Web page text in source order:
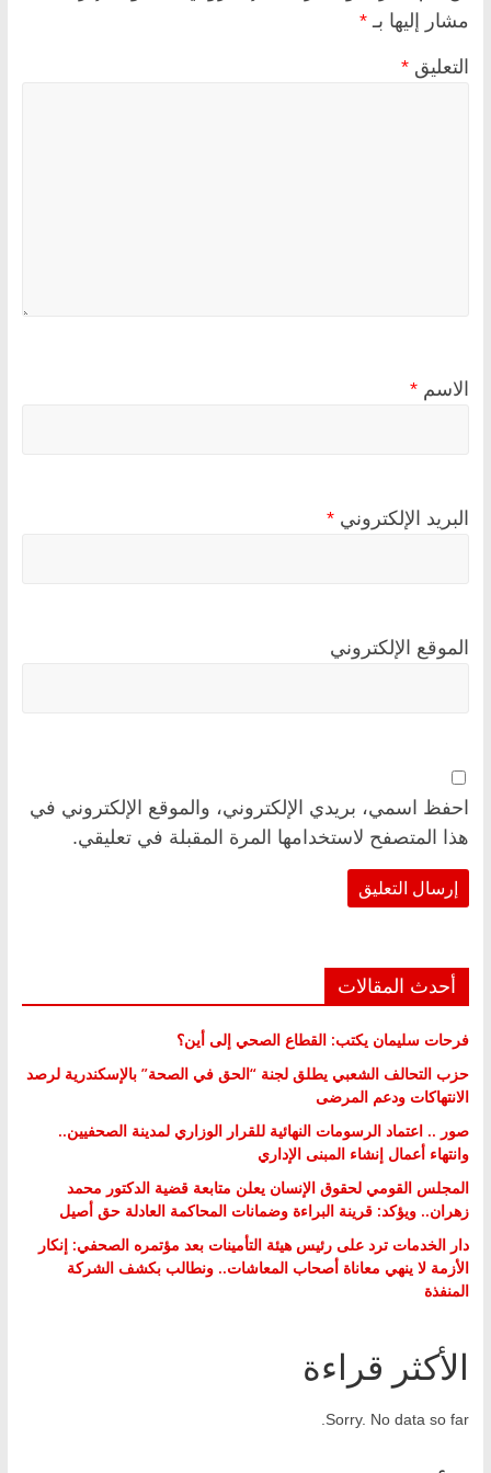
مشار إليها بـ *
التعليق *
الاسم *
البريد الإلكتروني *
الموقع الإلكتروني
احفظ اسمي، بريدي الإلكتروني، والموقع الإلكتروني في
هذا المتصفح لاستخدامها المرة المقبلة في تعليقي.
أحدث المقالات
فرحات سليمان يكتب: القطاع الصحي إلى أين؟
حزب التحالف الشعبي يطلق لجنة “الحق في الصحة” بالإسكندرية لرصد
الانتهاكات ودعم المرضى
صور .. اعتماد الرسومات النهائية للقرار الوزاري لمدينة الصحفيين..
وانتهاء أعمال إنشاء المبنى الإداري
المجلس القومي لحقوق الإنسان يعلن متابعة قضية الدكتور محمد
زهران.. ويؤكد: قرينة البراءة وضمانات المحاكمة العادلة حق أصيل
دار الخدمات ترد على رئيس هيئة التأمينات بعد مؤتمره الصحفي: إنكار
الأزمة لا ينهي معاناة أصحاب المعاشات.. ونطالب بكشف الشركة
المنفذة
الأكثر قراءة
Sorry. No data so far.